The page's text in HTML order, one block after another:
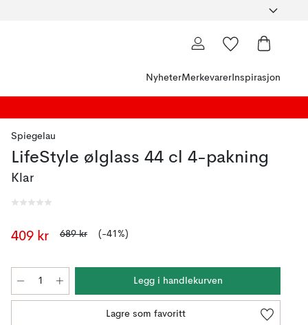
NyheterMerkevarer Inspirasjon
Spiegelau
LifeStyle ølglass 44 cl 4-pakning
Klar
409 kr 689 kr (-41%)
Legg i handlekurven
Lagre som favoritt